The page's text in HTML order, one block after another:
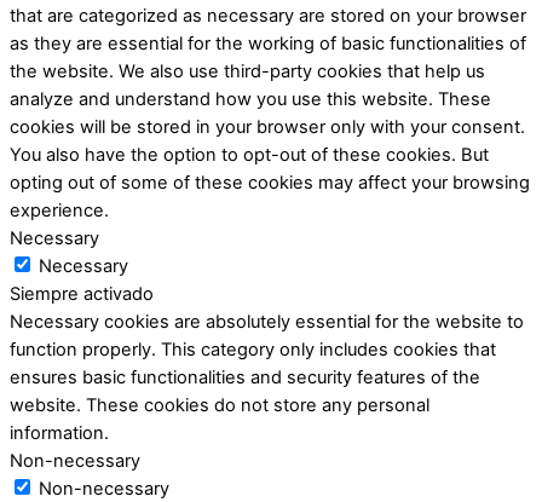
that are categorized as necessary are stored on your browser
as they are essential for the working of basic functionalities of
the website. We also use third-party cookies that help us
analyze and understand how you use this website. These
cookies will be stored in your browser only with your consent.
You also have the option to opt-out of these cookies. But
opting out of some of these cookies may affect your browsing
experience.
Necessary
Necessary
Siempre activado
Necessary cookies are absolutely essential for the website to
function properly. This category only includes cookies that
ensures basic functionalities and security features of the
website. These cookies do not store any personal
information.
Non-necessary
Non-necessary